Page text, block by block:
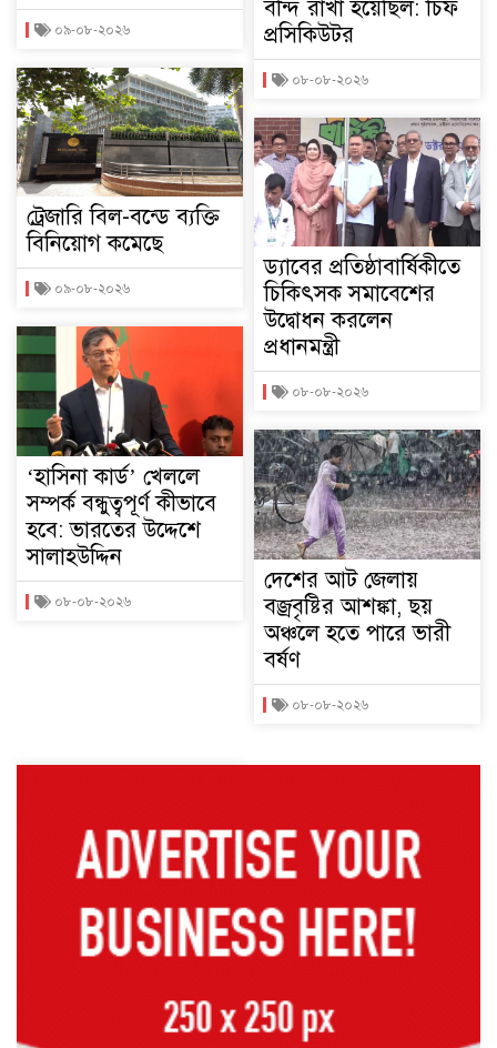
০৯-০৮-২০২৬
ট্রেজারি বিল-বন্ডে ব্যক্তি
বিনিয়োগ কমেছে
০৯-০৮-২০২৬
‘হাসিনা কার্ড’ খেললে
সম্পর্ক বন্ধুত্বপূর্ণ কীভাবে
হবে: ভারতের উদ্দেশে
সালাহউদ্দিন
০৮-০৮-২০২৬
বন্দি রাখা হয়েছিল: চিফ
প্রসিকিউটর
০৮-০৮-২০২৬
ড্যাবের প্রতিষ্ঠাবার্ষিকীতে
চিকিৎসক সমাবেশের
উদ্বোধন করলেন
প্রধানমন্ত্রী
০৮-০৮-২০২৬
দেশের আট জেলায়
বজ্রবৃষ্টির আশঙ্কা, ছয়
অঞ্চলে হতে পারে ভারী
বর্ষণ
০৮-০৮-২০২৬